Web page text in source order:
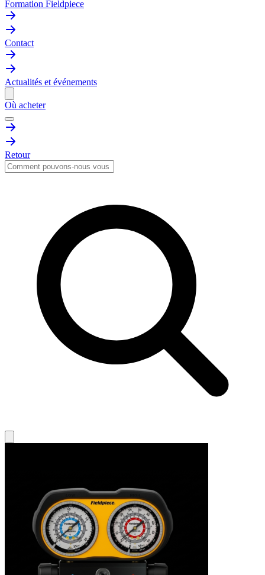
Formation Fieldpiece
Contact
Actualités et événements
Où acheter
Retour